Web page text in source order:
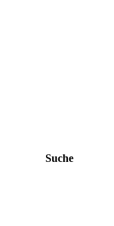
Suche